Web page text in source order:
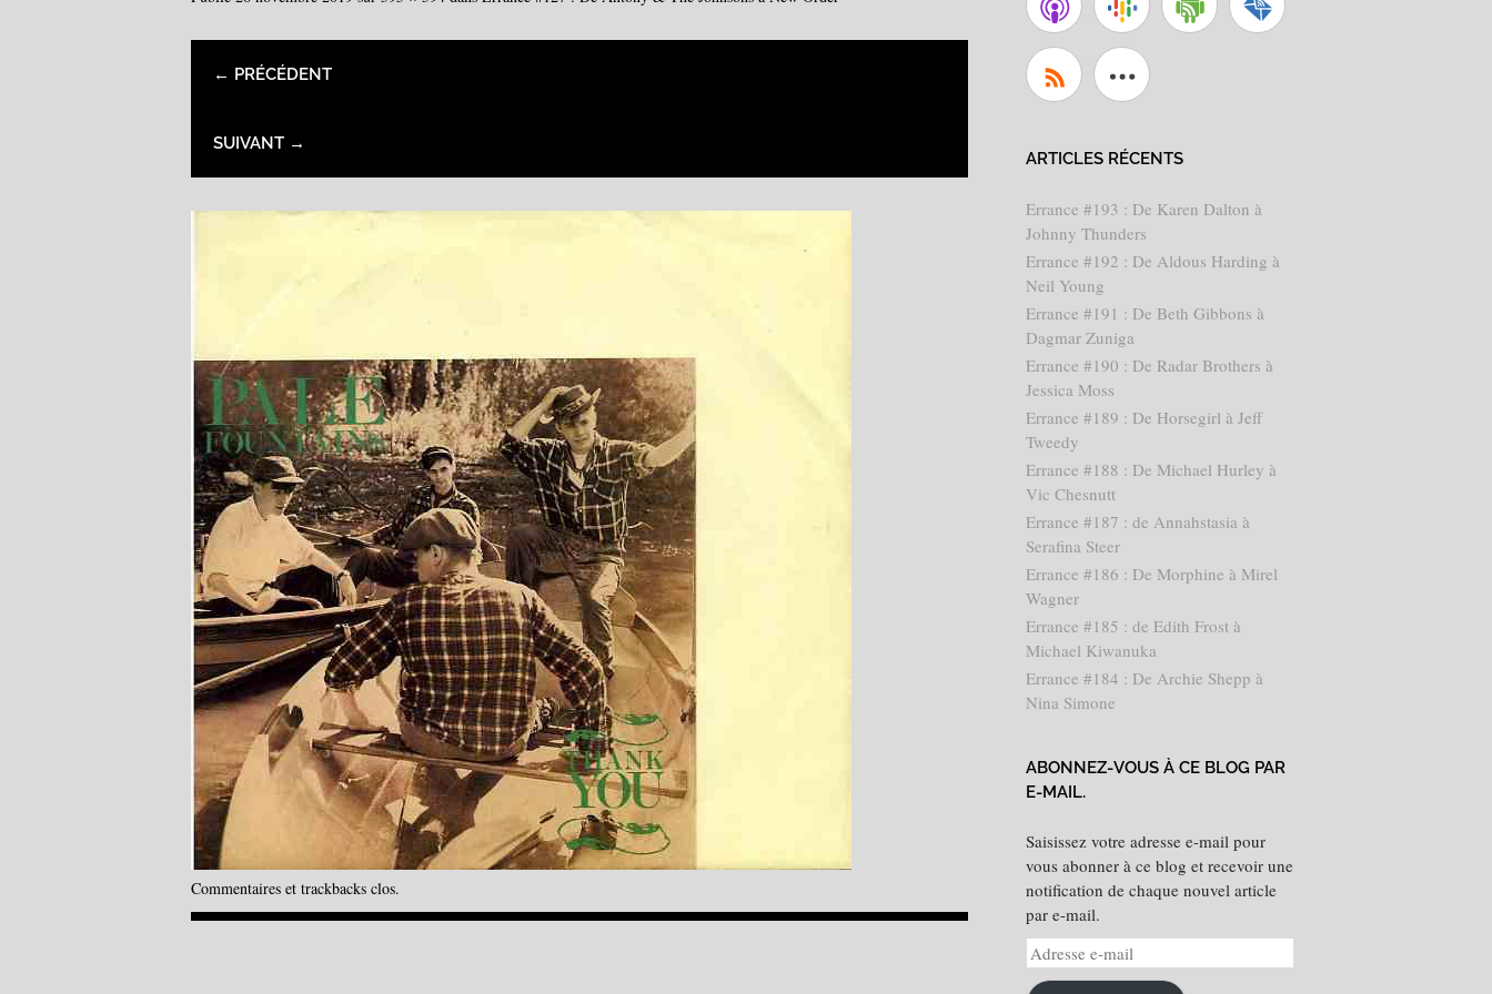
← PRÉCÉDENT
SUIVANT →
Commentaires et trackbacks clos.
ARTICLES RÉCENTS
Errance #193 : De Karen Dalton à
Johnny Thunders
Errance #192 : De Aldous Harding à
Neil Young
Errance #191 : De Beth Gibbons à
Dagmar Zuniga
Errance #190 : De Radar Brothers à
Jessica Moss
Errance #189 : De Horsegirl à Jeff
Tweedy
Errance #188 : De Michael Hurley à
Vic Chesnutt
Errance #187 : de Annahstasia à
Serafina Steer
Errance #186 : De Morphine à Mirel
Wagner
Errance #185 : de Edith Frost à
Michael Kiwanuka
Errance #184 : De Archie Shepp à
Nina Simone
ABONNEZ-VOUS À CE BLOG PAR
E-MAIL.
Saisissez votre adresse e-mail pour
vous abonner à ce blog et recevoir une
notification de chaque nouvel article
par e-mail.
Adresse
e-